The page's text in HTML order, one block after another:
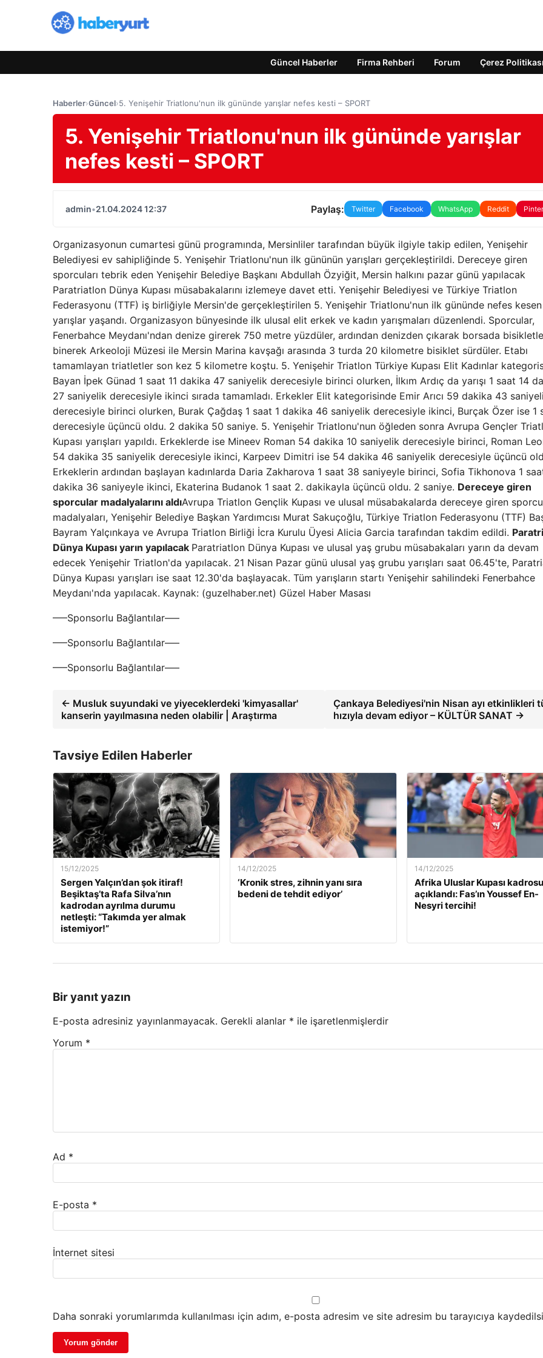
Güncel Haberler Firma Rehberi Forum Çerez Politikası
Haberler›Güncel›5. Yenişehir Triatlonu'nun ilk gününde yarışlar nefes kesti – SPORT
5. Yenişehir Triatlonu'nun ilk gününde yarışlar
nefes kesti – SPORT
admin•21.04.2024 12:37 Paylaş: Twitter Facebook WhatsApp Reddit
Organizasyonun cumartesi günü programında, Mersinliler tarafından büyük ilgiyle takip edilen, Yenişehir
Belediyesi ev sahipliğinde 5. Yenişehir Triatlonu'nun ilk gününün yarışları gerçekleştirildi. Dereceye giren
sporcuları tebrik eden Yenişehir Belediye Başkanı Abdullah Özyiğit, Mersin halkını pazar günü yapılacak
Paratriatlon Dünya Kupası müsabakalarını izlemeye davet etti. Yenişehir Belediyesi ve Türkiye Triatlon
Federasyonu (TTF) iş birliğiyle Mersin'de gerçekleştirilen 5. Yenişehir Triatlonu'nun ilk gününde nefes kesen
yarışlar yaşandı. Organizasyon bünyesinde ilk ulusal elit erkek ve kadın yarışmaları düzenlendi. Sporcular,
Fenerbahce Meydanı'ndan denize girerek 750 metre yüzdüler, ardından denizden çıkarak borsada
binerek Arkeoloji Müzesi ile Mersin Marina kavşağı arasında 3 turda 20 kilometre bisiklet sürdüler. Etabı
tamamlayan triatletler son kez 5 kilometre koştu. 5. Yenişehir Triatlon Türkiye Kupası Elit Kadınlar
Bayan İpek Günad 1 saat 11 dakika 47 saniyelik derecesiyle birinci olurken, İlkım Ardıç da yarışı 1 saat 14
27 saniyelik derecesiyle ikinci sırada tamamladı. Erkekler Elit kategorisinde Emir Arıcı 59 dakika 43
derecesiyle birinci olurken, Burak Çağdaş 1 saat 1 dakika 46 saniyelik derecesiyle ikinci, Burçak Özer ise 1
derecesiyle üçüncü oldu. 2 dakika 50 saniye. 5. Yenişehir Triatlonu'nun öğleden sonra Avrupa Gençler
Kupası yarışları yapıldı. Erkeklerde ise Mineev Roman 54 dakika 10 saniyelik derecesiyle birinci, Roman
54 dakika 35 saniyelik derecesiyle ikinci, Karpeev Dimitri ise 54 dakika 46 saniyelik derecesiyle üçüncü
Erkeklerin ardından başlayan kadınlarda Daria Zakharova 1 saat 38 saniyeyle birinci, Sofia Tikhonova 1
dakika 36 saniyeyle ikinci, Ekaterina Budanok 1 saat 2. dakikayla üçüncü oldu. 2 saniye. Dereceye giren
sporcular madalyalarını aldıAvrupa Triatlon Gençlik Kupası ve ulusal müsabakalarda dereceye giren
madalyaları, Yenişehir Belediye Başkan Yardımcısı Murat Sakuçoğlu, Türkiye Triatlon Federasyonu (TTF)
Bayram Yalçınkaya ve Avrupa Triatlon Birliği İcra Kurulu Üyesi Alicia Garcia tarafından takdim edildi.
Dünya Kupası yarın yapılacak Paratriatlon Dünya Kupası ve ulusal yaş grubu müsabakaları yarın da devam
edecek Yenişehir Triatlon'da yapılacak. 21 Nisan Pazar günü ulusal yaş grubu yarışları saat 06.45'te,
Dünya Kupası yarışları ise saat 12.30'da başlayacak. Tüm yarışların startı Yenişehir sahilindeki Fenerbahce
Meydanı'nda yapılacak. Kaynak: (guzelhaber.net) Güzel Haber Masası
—–Sponsorlu Bağlantılar—–
—–Sponsorlu Bağlantılar—–
—–Sponsorlu Bağlantılar—–
← Musluk suyundaki ve yiyeceklerdeki 'kimyasallar'
kanserin yayılmasına neden olabilir | Araştırma
Çankaya Belediyesi'nin Nisan ayı etkinlikleri
hızıyla devam ediyor – KÜLTÜR SANAT →
Tavsiye Edilen Haberler
15/12/2025
Sergen Yalçın’dan şok itiraf!
Beşiktaş’ta Rafa Silva’nın
kadrodan ayrılma durumu
netleşti: “Takımda yer almak
istemiyor!”
14/12/2025
‘Kronik stres, zihnin yanı sıra
bedeni de tehdit ediyor’
14/12/2025
Afrika Uluslar Kupası kadrosu
açıklandı: Fas’ın Youssef En-
Nesyri tercihi!
Bir yanıt yazın
E-posta adresiniz yayınlanmayacak. Gerekli alanlar * ile işaretlenmişlerdir
Yorum *
Ad *
E-posta *
İnternet sitesi
Daha sonraki yorumlarımda kullanılması için adım, e-posta adresim ve site adresim bu tarayıcıya